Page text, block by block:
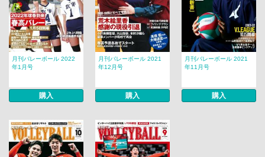
月刊バレーボール 2022
年1月号
購入
月刊バレーボール 2021
年12月号
購入
月刊バレーボール 2021
年11月号
購入